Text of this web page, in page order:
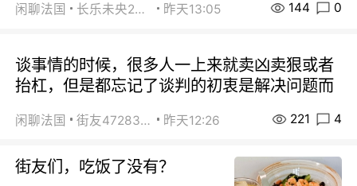
闲聊法国 长乐未央2015 昨天13:05 144 0
谈事情的时候，很多人一上来就卖凶卖狠或者
抬杠，但是都忘记了谈判的初衷是解决问题而
闲聊法国 街友472838572 昨天12:26 221 4
街友们，吃饭了没有？